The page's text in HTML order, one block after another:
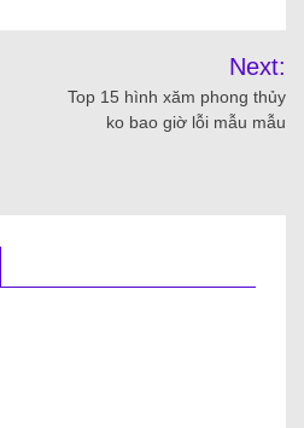
Next:
Top 15 hình xăm phong thủy
ko bao giờ lỗi mẫu mẫu